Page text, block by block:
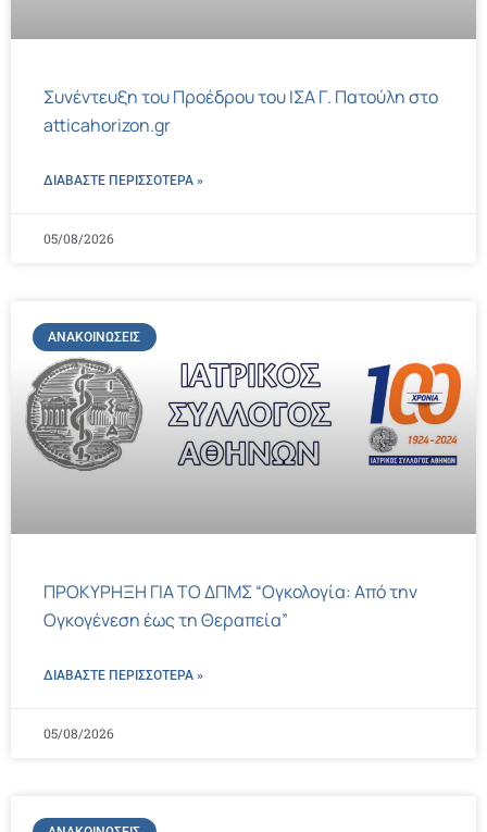
Συνέντευξη του Προέδρου του ΙΣΑ Γ. Πατούλη στο
atticahorizon.gr
ΔΙΑΒΑΣΤΕ ΠΕΡΙΣΣΌΤΕΡΑ »
05/08/2026
ΑΝΑΚΟΙΝΏΣΕΙΣ
ΠΡΟΚΥΡΗΞΗ ΓΙΑ ΤΟ ΔΠΜΣ “Ογκολογία: Από την
Ογκογένεση έως τη Θεραπεία”
ΔΙΑΒΑΣΤΕ ΠΕΡΙΣΣΌΤΕΡΑ »
05/08/2026